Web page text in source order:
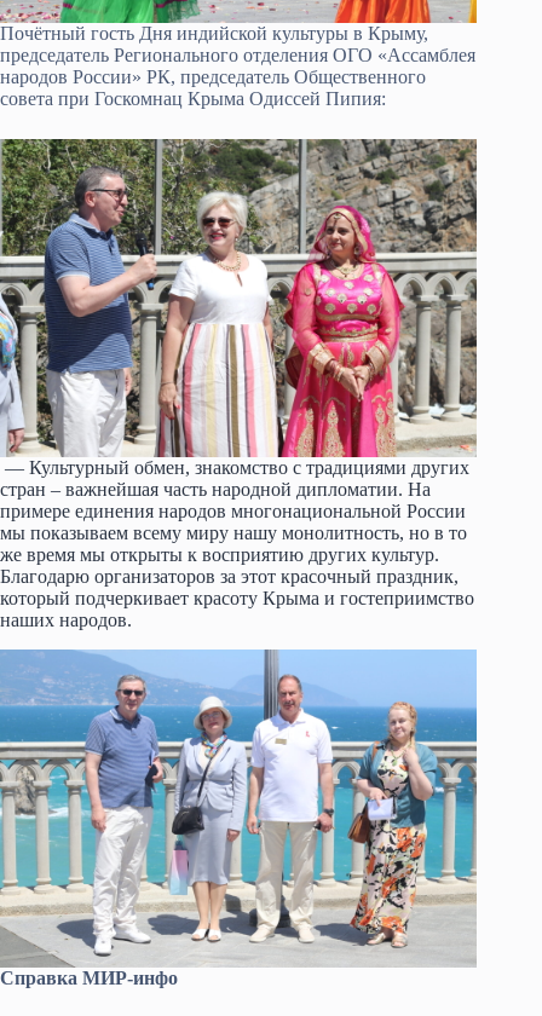
Почётный гость Дня индийской культуры в Крыму,
председатель Регионального отделения ОГО «Ассамблея
народов России» РК, председатель Общественного
совета при Госкомнац Крыма Одиссей Пипия:
— Культурный обмен, знакомство с традициями других
стран – важнейшая часть народной дипломатии. На
примере единения народов многонациональной России
мы показываем всему миру нашу монолитность, но в то
же время мы открыты к восприятию других культур.
Благодарю организаторов за этот красочный праздник,
который подчеркивает красоту Крыма и гостеприимство
наших народов.
Справка МИР-инфо